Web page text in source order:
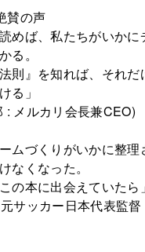
賛の声
めば、私たちがいか
る。
則』を知れば、それ
る」
: メルカリ会長兼CEO)
ムづくりがいかに整
なくなった。
の本に出会えていたら」
サッカー日本代表監